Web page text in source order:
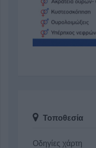
Τοποθεσία
Οδηγίες χάρτη